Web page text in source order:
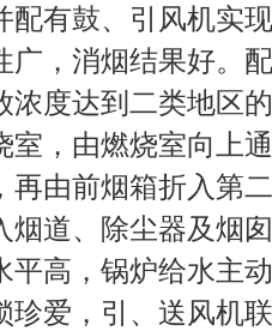
配有鼓、引风机实
广，消烟结果好。
浓度达到二类地区
室，由燃烧室向上
再由前烟箱折入第
烟道、除尘器及烟
平高，锅炉给水主
珍爱，引、送风机